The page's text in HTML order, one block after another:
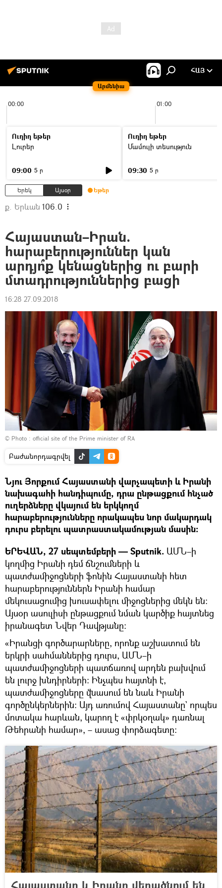
Արմենիա
ՀԱՅ
00:00 01:00
Ուղիղ եթեր
Լուրեր
09:00 5 ր
Ուղիղ եթեր
Մամուլի տեսություն
09:30 5 ր
Երեկ Այսօր Եթեր
ք. Երևան 106.0
Հայաստան–Իրան.
հարաբերություններ կան
արդյո՞ք կենացներից ու բարի
մտադրություններից բացի
16:28 27.09.2018
© Photo : official site of the Prime minister of RA
Բաժանորդագրվել
Նյու Յորքում Հայաստանի վարչապետի և Իրանի
նախագահի հանդիպումը, դրա ընթացքում հնչած
ուղերձները վկայում են երկկողմ
հարաբերությունները որակապես նոր մակարդակ
դուրս բերելու պատրաստակամության մասին։
ԵՐԵՎԱՆ, 27 սեպտեմբերի — Sputnik. ԱՄՆ–ի
կողմից Իրանի դեմ ճնշումների և
պատժամիջոցների ֆոնին Հայաստանի հետ
հարաբերություններն Իրանի համար
մեկուսացումից խուսափելու միջոցներից մեկն են։
Այսօր ասուլիսի ընթացքում նման կարծիք հայտնեց
իրանագետ Նվեր Դավթյանը։
«Իրանցի գործարարները, որոնք աշխատում են
երկրի սահմաններից դուրս, ԱՄՆ–ի
պատժամիջոցների պատճառով արդեն բախվում
են լուրջ խնդիրների։ Ինչպես հայտնի է,
պատժամիջոցները վնասում են նաև Իրանի
գործընկերներին։ Այդ առումով Հայաստանը` որպես
մոտակա հարևան, կարող է «փրկօղակ» դառնալ
Թեհրանի համար», – ասաց փորձագետը։
Հայաստանը և Իրանը վերածնում են